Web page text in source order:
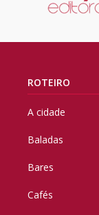
ROTEIRO
A cidade
Baladas
Bares
Cafés